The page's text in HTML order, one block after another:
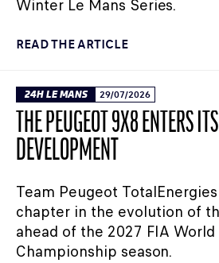
Winter Le Mans Series.
READ THE ARTICLE
24H LE MANS 29/07/2026
THE PEUGEOT 9X8 ENTERS
DEVELOPMENT
Team Peugeot
chapter in the evolution of
ahead of the 2027 FIA
Championship season.